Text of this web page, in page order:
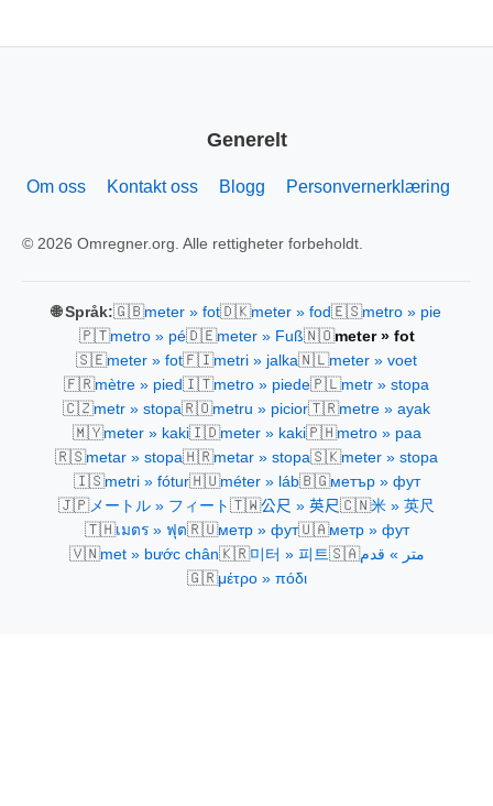
Generelt
Om oss Kontakt oss Blogg Personvernerklæring
© 2026 Omregner.org. Alle rettigheter forbeholdt.
🌐 Språk:🇬🇧meter » fot🇩🇰meter » fod🇪🇸metro » pie
🇵🇹metro » pé🇩🇪meter » Fuß🇳🇴meter » fot
🇸🇪meter » fot🇫🇮metri » jalka🇳🇱meter » voet
🇫🇷mètre » pied🇮🇹metro » piede🇵🇱metr » stopa
🇨🇿metr » stopa🇷🇴metru » picior🇹🇷metre » ayak
🇲🇾meter » kaki🇮🇩meter » kaki🇵🇭metro » paa
🇷🇸metar » stopa🇭🇷metar » stopa🇸🇰meter » stopa
🇮🇸metri » fótur🇭🇺méter » láb🇧🇬метър » фут
🇯🇵メートル » フィート 🇹🇼公尺 » 英尺🇨🇳米 » 英尺
🇹🇭เมตร » ฟุต🇷🇺метр » фут🇺🇦метр » фут
🇻🇳met » bước chân🇰🇷미터 » 피트🇸🇦متر » قدم
🇬🇷μέτρο » πόδι